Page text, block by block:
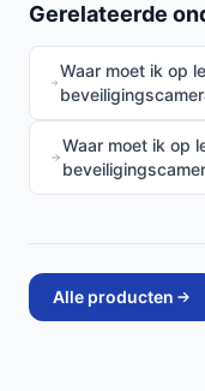
Gerelateerde
Waar moet ik op
Waar moet ik op
Alle producten